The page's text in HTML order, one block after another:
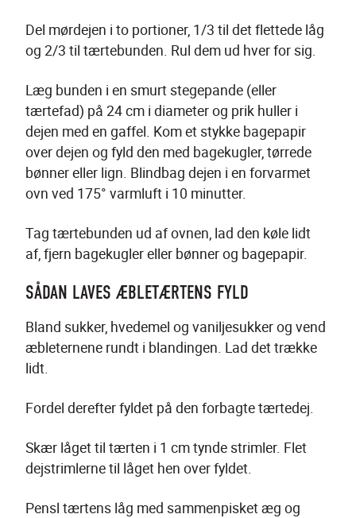
Del mørdejen i to portioner, 1/3 til det flettede låg
og 2/3 til tærtebunden. Rul dem ud hver for sig.
Læg bunden i en smurt stegepande (eller
tærtefad) på 24 cm i diameter og prik huller i
dejen med en gaffel. Kom et stykke bagepapir
over dejen og fyld den med bagekugler, tørrede
bønner eller lign. Blindbag dejen i en forvarmet
ovn ved 175° varmluft i 10 minutter.
Tag tærtebunden ud af ovnen, lad den køle lidt
af, fjern bagekugler eller bønner og bagepapir.
SÅDAN LAVES ÆBLETÆRTENS FYLD
Bland sukker, hvedemel og vaniljesukker og vend
æbleternene rundt i blandingen. Lad det trække
lidt.
Fordel derefter fyldet på den forbagte tærtedej.
Skær låget til tærten i 1 cm tynde strimler. Flet
dejstrimlerne til låget hen over fyldet.
Pensl tærtens låg med sammenpisket æg og